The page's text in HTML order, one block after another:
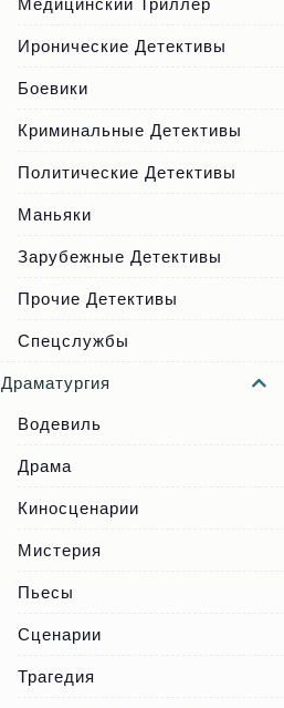
Медицинский Триллер
Иронические Детективы
Боевики
Криминальные Детективы
Политические Детективы
Маньяки
Зарубежные Детективы
Прочие Детективы
Спецслужбы
Драматургия
Водевиль
Драма
Киносценарии
Мистерия
Пьесы
Сценарии
Трагедия